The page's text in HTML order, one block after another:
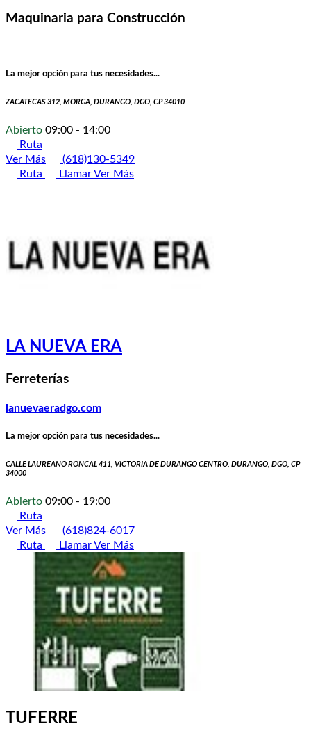
Maquinaria para Construcción
La mejor opción para tus necesidades...
ZACATECAS 312, MORGA, DURANGO, DGO, CP 34010
Abierto 09:00 - 14:00
Ruta
Ver Más
(618)130-5349
Ruta
LlamarVer Más
LA NUEVA ERA
Ferreterías
lanuevaeradgo.com
La mejor opción para tus necesidades...
CALLE LAUREANO RONCAL 411, VICTORIA DE DURANGO CENTRO, DURANGO, DGO, CP
34000
Abierto 09:00 - 19:00
Ruta
Ver Más
(618)824-6017
Ruta
LlamarVer Más
TUFERRE